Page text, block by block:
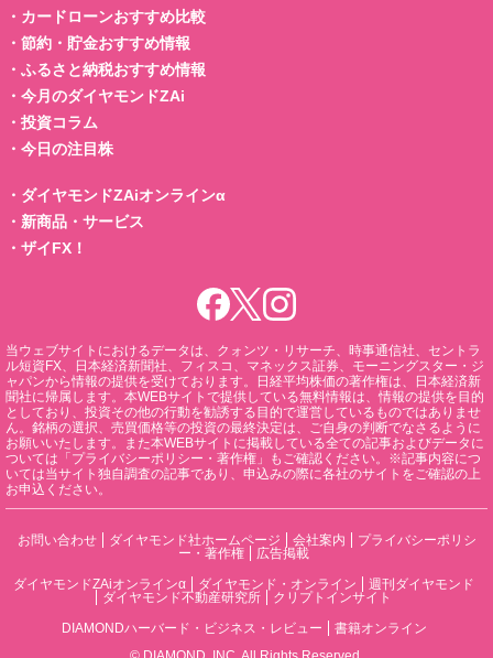
・ カードローンおすすめ比較
・ 節約・貯金おすすめ情報
・ ふるさと納税おすすめ情報
・ 今月のダイヤモンドZAi
・ 投資コラム
・ 今日の注目株
・ ダイヤモンドZAiオンラインα
・ 新商品・サービス
・ ザイFX！
当ウェブサイトにおけるデータは、クォンツ・リサーチ、時事通信社、セントラ
ル短資FX、日本経済新聞社、フィスコ、マネックス証券、モーニングスター・ジ
ャパンから情報の提供を受けております。日経平均株価の著作権は、日本経済新
聞社に帰属します。本WEBサイトで提供している無料情報は、情報の提供を目的
としており、投資その他の行動を勧誘する目的で運営しているものではありませ
ん。銘柄の選択、売買価格等の投資の最終決定は、ご自身の判断でなさるように
お願いいたします。また本WEBサイトに掲載している全ての記事およびデータに
ついては「プライバシーポリシー・著作権」もご確認ください。※記事内容につ
いては当サイト独自調査の記事であり、申込みの際に各社のサイトをご確認の上
お申込ください。
お問い合わせ ダイヤモンド社ホームページ 会社案内
プライバシーポリシ
ー・著作権
広告掲載
ダイヤモンドZAiオンラインα
ダイヤモンド・オンライン
週刊ダイヤモンド
ダイヤモンド不動産研究所
クリプトインサイト
DIAMONDハーバード・ビジネス・レビュー
書籍オンライン